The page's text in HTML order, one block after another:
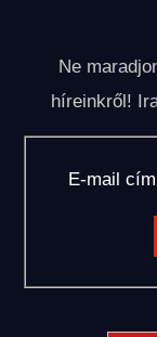
Ne
híreinkről!
E-mail